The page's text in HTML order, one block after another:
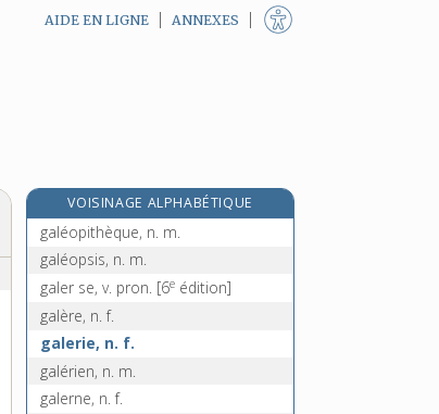
AIDE EN LIGNE ANNEXES
VOISINAGE ALPHABÉTIQUE
galéode, n. f.
galéopithèque, n. m.
galéopsis, n. m.
galer se, v. pron. [6e édition]
galère, n. f.
galerie, n. f.
galérien, n. m.
galerne, n. f.